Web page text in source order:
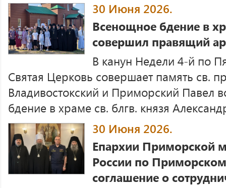
30 Июня 2026.
Всенощное бдение в
совершил правящий
В канун Недели 4-й по
Святая Церковь совершает память св.
Владивостокский и Приморский Павел
бдение в храме св. блгв. князя
30 Июня 2026.
Епархии Приморской
России по
соглашение о